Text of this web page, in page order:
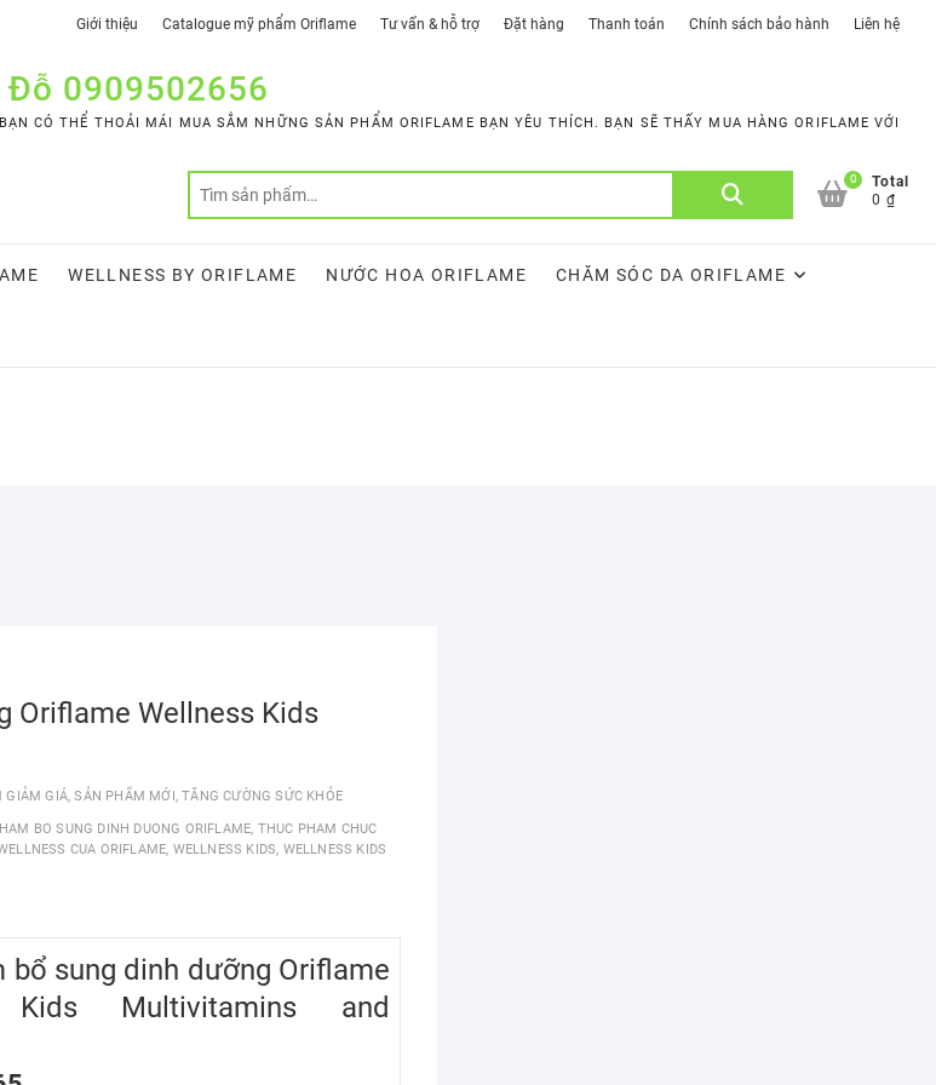
Giới thiệu Catalogue mỹ phẩm Oriflame Tư vấn & hỗ trợ Đặt hàng Thanh toán Chính sách bảo hành Liên hệ
0909502656
CÓ THỂ THOẢI MÁI MUA SẮM NHỮNG SẢN PHẨM ORIFLAME BẠN YÊU THÍCH. BẠN SẼ THẤY MUA HÀNG ORIFLAME VỚI
0
Total
0 ₫
WELLNESS BY ORIFLAME NƯỚC HOA ORIFLAME CHĂM SÓC DA ORIFLAME
Oriflame Wellness Kids
GIẢM GIÁ,SẢN PHẨM MỚI,TĂNG CƯỜNG SỨC KHỎE
BO SUNG DINH DUONG ORIFLAME, THUC PHAM CHUC
CUA ORIFLAME, WELLNESS KIDS, WELLNESS KIDS
bổ sung dinh dưỡng Oriflame
Kids Multivitamins and